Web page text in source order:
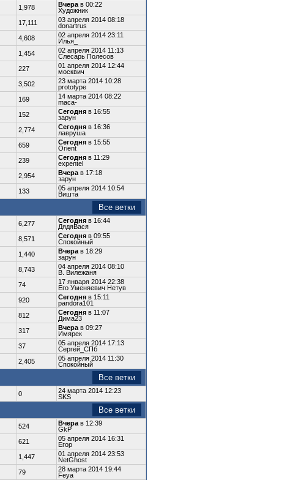
1,978 Вчера в 00:22
Художник
17,111
03 апреля 2014 08:18
donartrus
4,608
02 апреля 2014 23:11
Илья_
1,454
02 апреля 2014 11:13
Слесарь Полесов
227
01 апреля 2014 12:44
москвич
3,502
23 марта 2014 10:28
prototype
169
14 марта 2014 08:22
maca-
152 Сегодня в 16:55
зарун
2,774 Сегодня в 16:36
лавруша
659 Сегодня в 15:55
Orient
239 Сегодня в 11:29
expentel
2,954 Вчера в 17:18
зарун
133
05 апреля 2014 10:54
Вишта
Все ветки
6,277 Сегодня в 16:44
ДядяВася
8,571 Сегодня в 09:55
Спокойный
1,440 Вчера в 18:29
зарун
8,743
04 апреля 2014 08:10
В. Вилежаня
74
17 января 2014 22:38
Его Уменяевич Нетув
920 Сегодня в 15:11
pandora101
812 Сегодня в 11:07
Дима23
317 Вчера в 09:27
Имярек
37
05 апреля 2014 17:13
Сергей_СПб
2,405
05 апреля 2014 11:30
Спокойный
Все ветки
0
24 марта 2014 12:23
SKS
Все ветки
524 Вчера в 12:39
GkP
621
05 апреля 2014 16:31
Егор
1,447
01 апреля 2014 23:53
NetGhost
79
28 марта 2014 19:44
Feya